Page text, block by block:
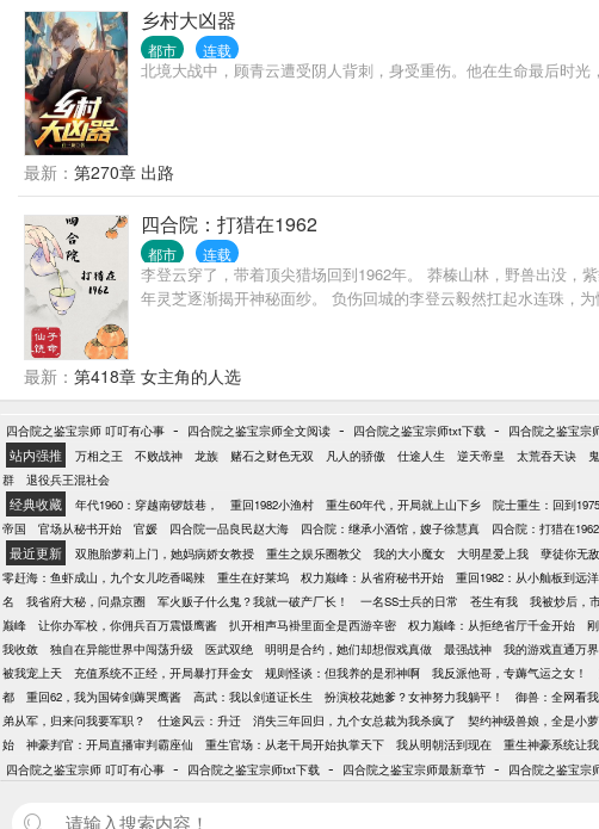
乡村大凶器
都市 连载
北境大战中，顾青云遭受阴人背刺，身受重伤。他在生命最后时
最新： 第270章 出路
四合院：打猎在1962
都市 连载
李登云穿了，带着顶尖猎场回到1962年。 莽榛山林，野兽出没，
年灵芝逐渐揭开神秘面纱。 负伤回城的李登云毅然扛起水连珠，
最新： 第418章 女主角的人选
四合院之鉴宝宗师 叮叮有心事 - 四合院之鉴宝宗师全文阅读 - 四合院之鉴宝宗师txt下载 - 四合院之鉴宝宗
站内强推 万相之王 不败战神 龙族 赌石之财色无双 凡人的骄傲 仕途人生 逆天帝皇 太荒吞天诀
群
退役兵王混社会
经典收藏 年代1960：穿越南锣鼓巷， 重回1982小渔村 重生60年代，开局就上山下乡 院士重生：回到
帝国
官场从秘书开始 官媛 四合院一品良民赵大海 四合院：继承小酒馆，嫂子徐慧真 四合院：打猎在1962
最近更新 双胞胎萝莉上门，她妈病娇女教授 重生之娱乐圈教父 我的大小魔女 大明星爱上我 孽徒你无
零赶海：鱼虾成山，九个女儿吃香喝辣
重生在好莱坞 权力巅峰：从省府秘书开始 重回1982：从小舢板到远
名
我省府大秘，问鼎京圈 军火贩子什么鬼？我就一破产厂长！ 一名SS士兵的日常 苍生有我 我被炒后，
巅峰
让你办军校，你佣兵百万震慑鹰酱 扒开相声马褂里面全是西游辛密 权力巅峰：从拒绝省厅千金开始
我收敛
独自在异能世界中闯荡升级 医武双绝 明明是合约，她们却想假戏真做 最强战神 我的游戏直通万界
被我宠上天
充值系统不正经，开局暴打拜金女 规则怪谈：但我养的是邪神啊 我反派他哥，专薅气运之女！
都
重回62，我为国铸剑薅哭鹰酱 高武：我以剑道证长生 扮演校花她爹？女神努力我躺平！ 御兽：全网看
弟从军，归来问我要军职？
仕途风云：升迁 消失三年回归，九个女总裁为我杀疯了 契约神级兽娘，全是小萝
始
神豪判官：开局直播审判霸座仙 重生官场：从老干局开始执掌天下 我从明朝活到现在 重生神豪系统让
四合院之鉴宝宗师 叮叮有心事 - 四合院之鉴宝宗师txt下载 - 四合院之鉴宝宗师最新章节 - 四合院之鉴宝宗